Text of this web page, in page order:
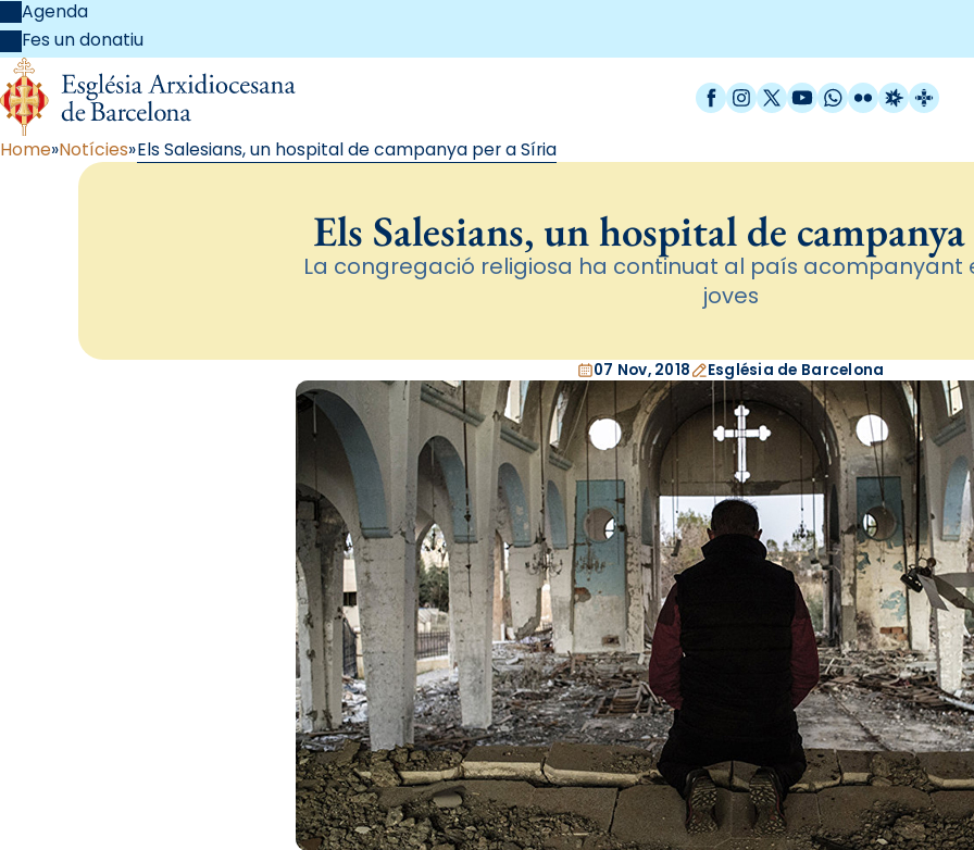
Agenda
Fes un donatiu
Facebook
Instagram
X / Twitter
YouTube
WhatsApp
FlickrRadio
Home Notícies Els Salesians, un hospital de campanya per a Síria
Els Salesians, un hospital de
La congregació religiosa ha continuat al país acompanyant
joves
07 Nov, 2018 Església de Barcelona